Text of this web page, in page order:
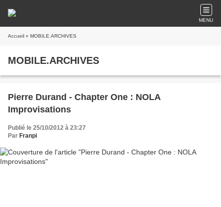
MENU
Accueil » MOBILE.ARCHIVES
MOBILE.ARCHIVES
Pierre Durand - Chapter One : NOLA
Improvisations
Publié le 25/10/2012 à 23:27
Par Franpi